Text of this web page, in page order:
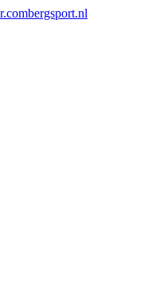
bergsport.nl